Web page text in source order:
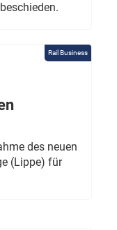
Rail Business
des neuen
(Lippe) für